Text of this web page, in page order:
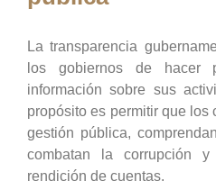
La transparencia
los gobiernos de hacer
información sobre sus
propósito es permitir que
gestión pública,
combatan la corrupción
rendición de cuentas.